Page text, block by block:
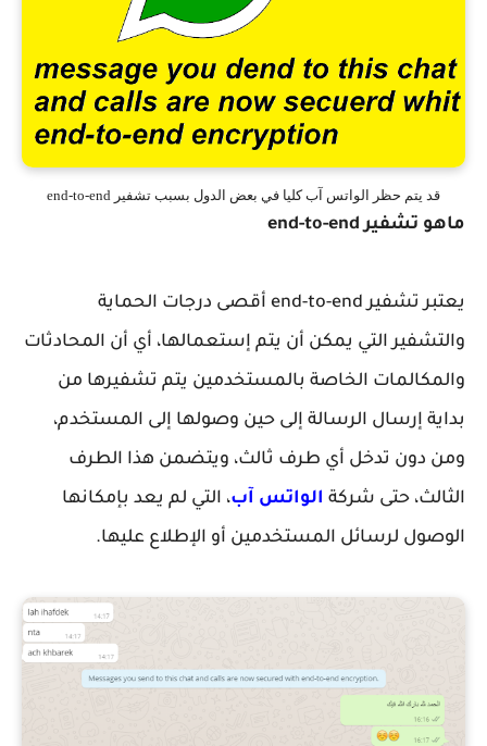
قد يتم حظر الواتس آب كليا في بعض الدول بسبب تشفير end-to-end
ماهو تشفير end-to-end
يعتبر تشفير end-to-end أقصى درجات الحماية
والتشفير التي يمكن أن يتم إستعمالها، أي أن المحادثات
والمكالمات الخاصة بالمستخدمين يتم تشفيرها من
بداية إرسال الرسالة إلى حين وصولها إلى المستخدم،
ومن دون تدخل أي طرف ثالث، ويتضمن هذا الطرف
الثالث، حتى شركة الواتس آب، التي لم يعد بإمكانها
الوصول لرسائل المستخدمين أو الإطلاع عليها.